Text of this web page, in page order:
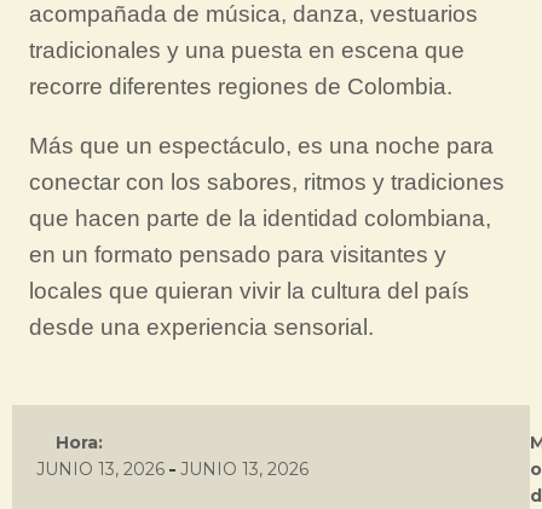
acompañada de música, danza, vestuarios
tradicionales y una puesta en escena que
recorre diferentes regiones de Colombia.
Más que un espectáculo, es una noche para
conectar con los sabores, ritmos y tradiciones
que hacen parte de la identidad colombiana,
en un formato pensado para visitantes y
locales que quieran vivir la cultura del país
desde una experiencia sensorial.
Hora:
JUNIO 13, 2026 - JUNIO 13, 2026
o
d